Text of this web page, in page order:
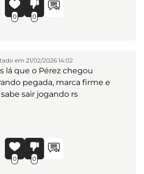
0 0
em 21/02/2026 14:02
lá que o Pérez chegou
pegada, marca firme e
sair jogando rs
0 0